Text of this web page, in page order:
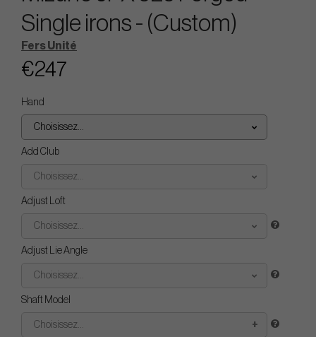
Single irons - (Custom)
Fers Unité
€247
Hand
Choisissez...
Add Club
Choisissez...
Adjust Loft
Choisissez...
Adjust Lie Angle
Choisissez...
Shaft Model
Choisissez...